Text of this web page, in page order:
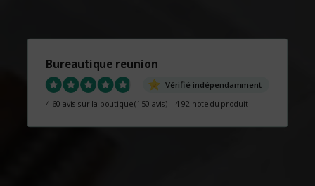
Bureautique reunion
Vérifié indépendamment
4.60 avis sur la boutique(150 avis) |4.92 note du produit